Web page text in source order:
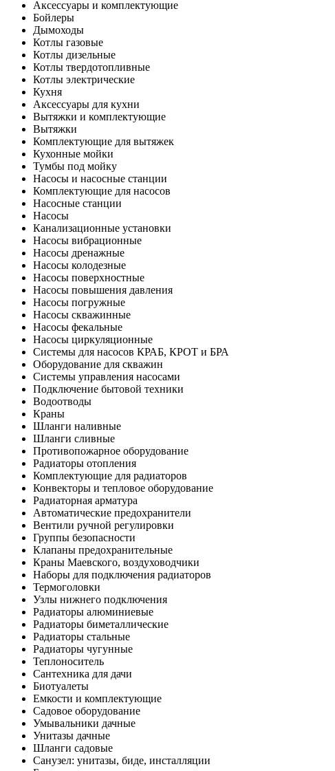
Аксессуары и комплектующие
Бойлеры
Дымоходы
Котлы газовые
Котлы дизельные
Котлы твердотопливные
Котлы электрические
Кухня
Аксессуары для кухни
Вытяжки и комплектующие
Вытяжки
Комплектующие для вытяжек
Кухонные мойки
Тумбы под мойку
Насосы и насосные станции
Комплектующие для насосов
Насосные станции
Насосы
Канализационные установки
Насосы вибрационные
Насосы дренажные
Насосы колодезные
Насосы поверхностные
Насосы повышения давления
Насосы погружные
Насосы скважинные
Насосы фекальные
Насосы циркуляционные
Системы для насосов КРАБ, КРОТ и БРА
Оборудование для скважин
Системы управления насосами
Подключение бытовой техники
Водоотводы
Краны
Шланги наливные
Шланги сливные
Противопожарное оборудование
Радиаторы отопления
Комплектующие для радиаторов
Конвекторы и тепловое оборудование
Радиаторная арматура
Автоматические предохранители
Вентили ручной регулировки
Группы безопасности
Клапаны предохранительные
Краны Маевского, воздуховодчики
Наборы для подключения радиаторов
Термоголовки
Узлы нижнего подключения
Радиаторы алюминиевые
Радиаторы биметаллические
Радиаторы стальные
Радиаторы чугунные
Теплоноситель
Сантехника для дачи
Биотуалеты
Емкости и комплектующие
Садовое оборудование
Умывальники дачные
Унитазы дачные
Шланги садовые
Санузел: унитазы, биде, инсталляции